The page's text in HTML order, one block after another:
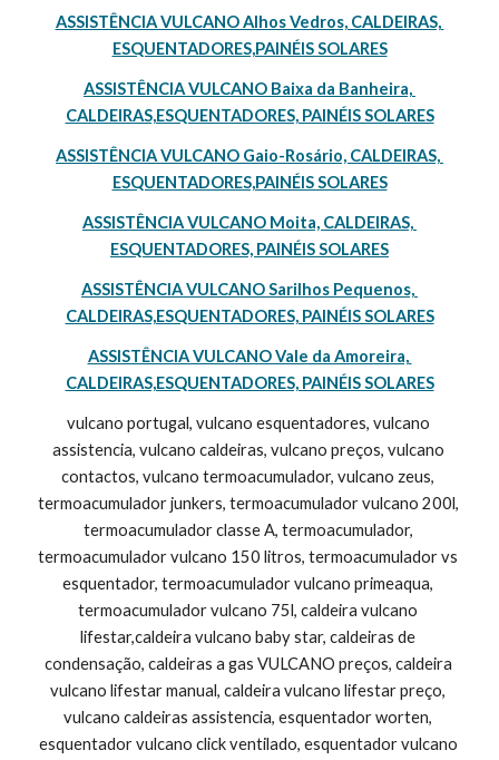
ASSISTÊNCIA VULCANO Alhos Vedros, CALDEIRAS,
ESQUENTADORES,PAINÉIS SOLARES
ASSISTÊNCIA VULCANO Baixa da Banheira,
CALDEIRAS,ESQUENTADORES, PAINÉIS SOLARES
ASSISTÊNCIA VULCANO Gaio-Rosário, CALDEIRAS,
ESQUENTADORES,PAINÉIS SOLARES
ASSISTÊNCIA VULCANO Moita, CALDEIRAS,
ESQUENTADORES, PAINÉIS SOLARES
ASSISTÊNCIA VULCANO Sarilhos Pequenos,
CALDEIRAS,ESQUENTADORES, PAINÉIS SOLARES
ASSISTÊNCIA VULCANO Vale da Amoreira,
CALDEIRAS,ESQUENTADORES, PAINÉIS SOLARES
vulcano portugal, vulcano esquentadores, vulcano
assistencia, vulcano caldeiras, vulcano preços, vulcano
contactos, vulcano termoacumulador, vulcano zeus,
termoacumulador junkers, termoacumulador vulcano 200l,
termoacumulador classe A, termoacumulador,
termoacumulador vulcano 150 litros, termoacumulador vs
esquentador, termoacumulador vulcano primeaqua,
termoacumulador vulcano 75l, caldeira vulcano
lifestar,caldeira vulcano baby star, caldeiras de
condensação, caldeiras a gas VULCANO preços, caldeira
vulcano lifestar manual, caldeira vulcano lifestar preço,
vulcano caldeiras assistencia, esquentador worten,
esquentador vulcano click ventilado, esquentador vulcano